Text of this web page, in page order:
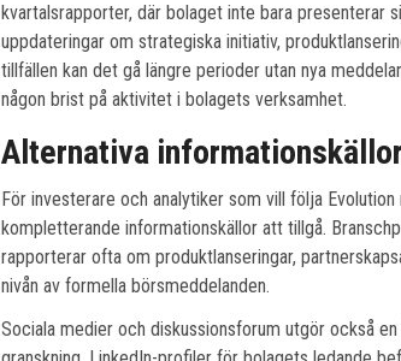
kvartalsrapporter, där bolaget inte bara presenterar
uppdateringar om strategiska initiativ,
tillfällen kan det gå längre perioder utan nya
någon brist på aktivitet i bolagets verksamhet.
Alternativa informationskällor
För investerare och analytiker som vill följa
kompletterande informationskällor att tillgå.
rapporterar ofta om produktlanseringar,
nivån av formella börsmeddelanden.
Sociala medier och diskussionsforum utgör också